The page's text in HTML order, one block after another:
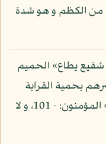
من الكظم و هو شدة
شفيع يطاع» الحميم
بحمية القرابة
قال تعالى: «فلا أنساب بينهم يومئذ:» المؤمنون: - 101، و لا